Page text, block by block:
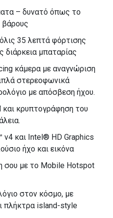
– δυνατό όπως το
βάρους
35 λεπτά φόρτισης
διάρκεια μπαταρίας
κάμερα με αναγνώριση
στερεοφωνικά
με απόσβεση ήχου.
και κρυπτογράφηση του
και Intel® HD Graphics
ήχο και εικόνα
σου με το Mobile Hotspot
στον κόσμο, με
πλήκτρα island-style